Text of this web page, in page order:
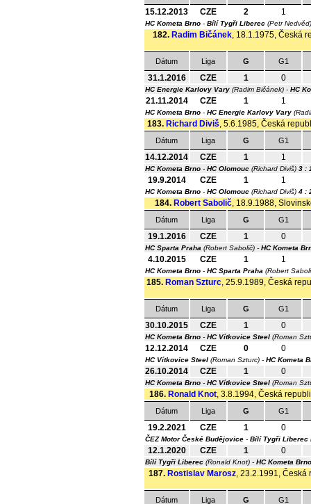
15.12.2013 CZE 2 1
HC Kometa Brno - Bílí Tygři Liberec (Petr
182. Radim Bičánek, 18.1.1975, Česká
Dátum Liga G G1
31.1.2016 CZE 1 0
HC Energie Karlovy Vary (Radim Bičánek) - HC
21.11.2014 CZE 1 1
HC Kometa Brno - HC Energie Karlovy Vary
183. Richard Diviš, 5.6.1985, Česká
Dátum Liga G G1
14.12.2014 CZE 1 1
HC Kometa Brno - HC Olomouc (Richard Diviš) 3 :
19.9.2014 CZE 1 1
HC Kometa Brno - HC Olomouc (Richard Diviš) 4 :
184. Robert Sabolič, 18.9.1988,
Dátum Liga G G1
19.1.2016 CZE 1 0
HC Sparta Praha (Robert Sabolič) - HC Kometa
4.10.2015 CZE 1 1
HC Kometa Brno - HC Sparta Praha (Robert
185. Roman Szturc, 25.9.1989, Česká
Dátum Liga G G1
30.10.2015 CZE 1 0
HC Kometa Brno - HC Vítkovice Steel (Roman
12.12.2014 CZE 0 0
HC Vítkovice Steel (Roman Szturc) - HC Kometa
26.10.2014 CZE 1 0
HC Kometa Brno - HC Vítkovice Steel (Roman
186. Ronald Knot, 3.8.1994, Česká
Dátum Liga G G1
19.2.2021 CZE 1 0
ČEZ Motor České Budějovice - Bílí Tygři Liberec
12.1.2020 CZE 1 0
Bílí Tygři Liberec (Ronald Knot) - HC Kometa Brno
187. Rostislav Marosz, 23.2.1991, Česká
Dátum Liga G G1